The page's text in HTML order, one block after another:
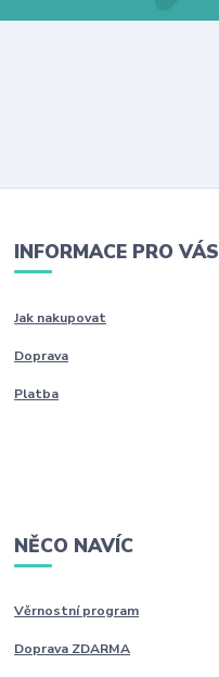
INFORMACE PRO VÁS
Jak nakupovat
Doprava
Platba
NĚCO NAVÍC
Věrnostní program
Doprava ZDARMA